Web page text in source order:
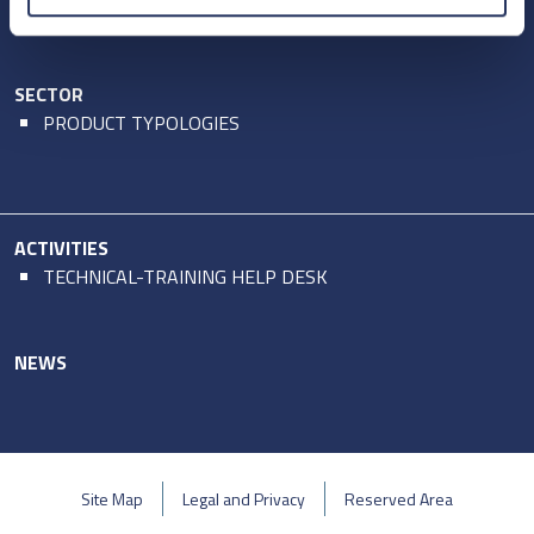
CONTACT US
SECTOR
PRODUCT TYPOLOGIES
ACTIVITIES
TECHNICAL-TRAINING HELP DESK
NEWS
Site Map Legal and Privacy Reserved Area